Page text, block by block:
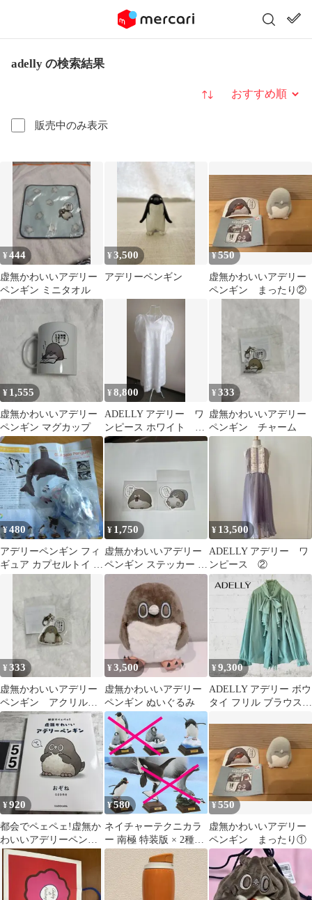
adelly の検索結果
販売中のみ表示
並び替え
¥444
虚無かわいいアデリー
ペンギン ミニタオル
¥3,500
アデリーペンギン
¥550
虚無かわいいアデリー
ペンギン まったり②
¥ 1,555
虚無かわいいアデリー
ペンギン マグカップ
¥8,800
ADELLY アデリー ワ
ンピース ホワイト 刺
繍
¥333
虚無かわいいアデリー
ペンギン チャーム
¥480
アデリーペンギン フィ
ギュア カプセルトイ 南
¥ 1,750
虚無かわいいアデリー
ペンギン ステッカー 2
種セット
¥ 13,500
ADELLY アデリー ワ
ンピース ②
¥333
虚無かわいいアデリー
ペンギン アクリルチ
ャーム
¥3,500
虚無かわいいアデリー
ペンギン ぬいぐるみ
¥9,300
ADELLY アデリー ボウ
タイ フリル ブラウス
¥920
都会でペェペェ!虚無か
わいいアデリーペンギ
ン
¥580
ネイチャーテクニカラ
ー 南極 特装版 × 2種セ
ット ペンギン ミニチュ
ア フィギュア ガチャガ
チャ カプセルトイ ガチ
ャ イワトビペンギン ア
¥550
虚無かわいいアデリー
ペンギン まったり①